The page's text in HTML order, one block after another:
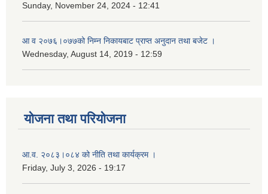
Sunday, November 24, 2024 - 12:41
आ‌ व २०७६।०७७को निम्न निकायबाट प्राप्त अनुदान तथा बजेट ।
Wednesday, August 14, 2019 - 12:59
योजना तथा परियोजना
आ.व. २०८३।०८४ को नीति तथा कार्यक्रम ।
Friday, July 3, 2026 - 19:17